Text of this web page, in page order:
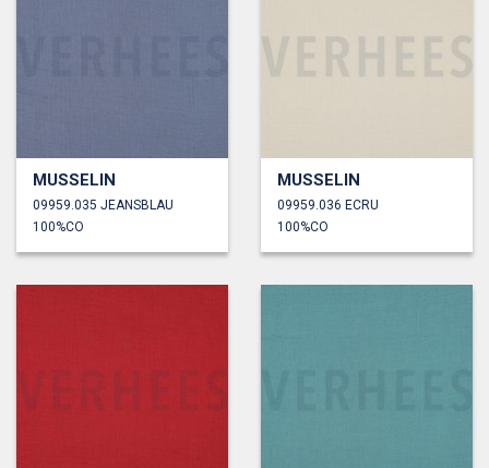
MUSSELIN
09959.035 JEANSBLAU
100%CO
MUSSELIN
09959.036 ECRU
100%CO